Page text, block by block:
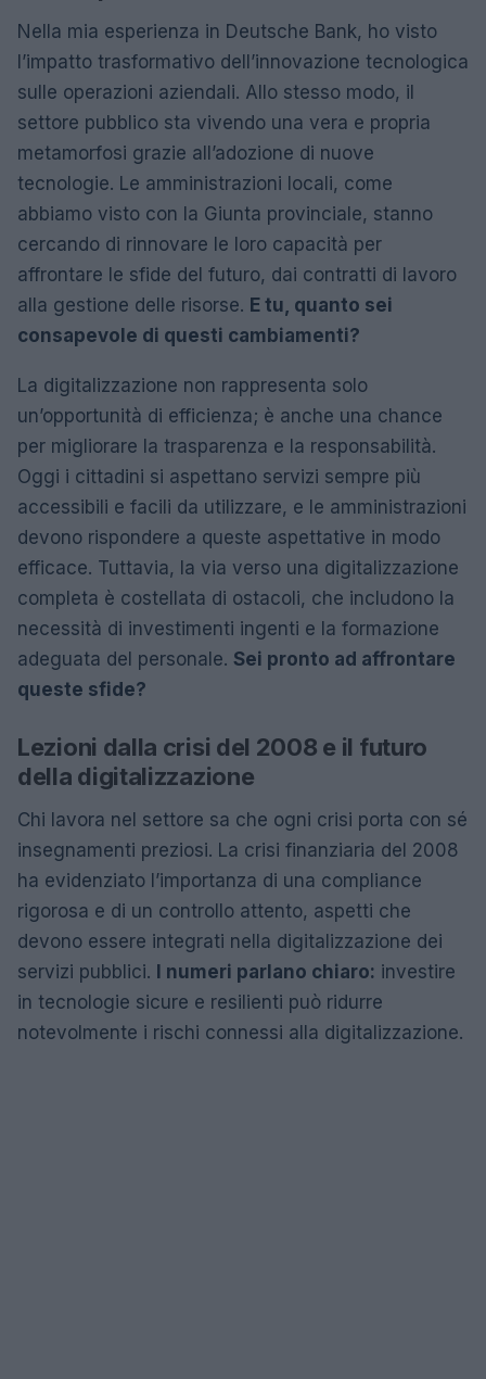
Nella mia esperienza in Deutsche Bank, ho visto
l’impatto trasformativo dell’innovazione tecnologica
sulle operazioni aziendali. Allo stesso modo, il
settore pubblico sta vivendo una vera e propria
metamorfosi grazie all’adozione di nuove
tecnologie. Le amministrazioni locali, come
abbiamo visto con la Giunta provinciale, stanno
cercando di rinnovare le loro capacità per
affrontare le sfide del futuro, dai contratti di lavoro
alla gestione delle risorse. E tu, quanto sei
consapevole di questi cambiamenti?
La digitalizzazione non rappresenta solo
un’opportunità di efficienza; è anche una chance
per migliorare la trasparenza e la responsabilità.
Oggi i cittadini si aspettano servizi sempre più
accessibili e facili da utilizzare, e le amministrazioni
devono rispondere a queste aspettative in modo
efficace. Tuttavia, la via verso una digitalizzazione
completa è costellata di ostacoli, che includono la
necessità di investimenti ingenti e la formazione
adeguata del personale. Sei pronto ad affrontare
queste sfide?
Lezioni dalla crisi del 2008 e il futuro
della digitalizzazione
Chi lavora nel settore sa che ogni crisi porta con sé
insegnamenti preziosi. La crisi finanziaria del 2008
ha evidenziato l’importanza di una compliance
rigorosa e di un controllo attento, aspetti che
devono essere integrati nella digitalizzazione dei
servizi pubblici. I numeri parlano chiaro: investire
in tecnologie sicure e resilienti può ridurre
notevolmente i rischi connessi alla digitalizzazione.